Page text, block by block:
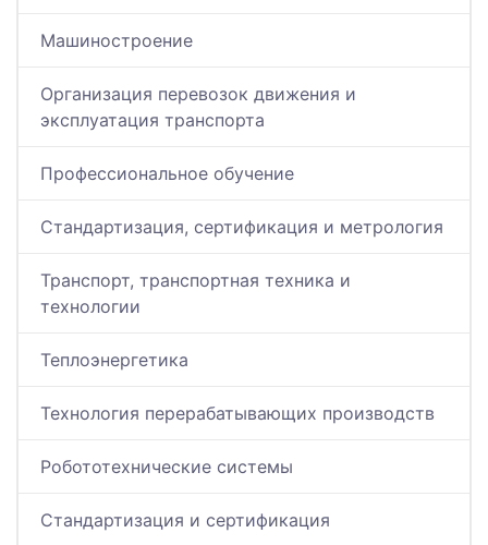
Машиностроение
Организация перевозок движения и
эксплуатация транспорта
Профессиональное обучение
Стандартизация, сертификация и метрология
Транспорт, транспортная техника и
технологии
Теплоэнергетика
Технология перерабатывающих производств
Робототехнические системы
Стандартизация и сертификация